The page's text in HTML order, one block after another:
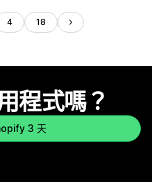
4 18
程式嗎？
3 天